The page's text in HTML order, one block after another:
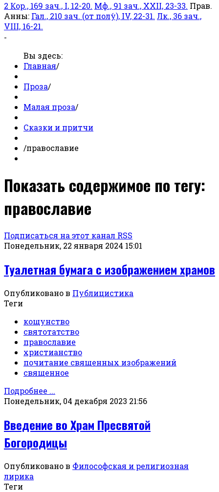
2 Кор., 169 зач., I, 12-20. Мф., 91 зач., XXII, 23-33. Прав.
Анны: Гал., 210 зач. (от полу́), IV, 22-31. Лк., 36 зач.,
VIII, 16-21.
-
Вы здесь:
Главная/
Проза/
Малая проза/
Сказки и притчи
/православие
Показать содержимое по тегу:
православие
Подписаться на этот канал RSS
Понедельник, 22 января 2024 15:01
Туалетная бумага с изображением храмов
Опубликовано в Публицистика
Теги
кощунство
святотатство
православие
христианство
почитание священных изображений
священное
Подробнее ...
Понедельник, 04 декабря 2023 21:56
Введение во Храм Пресвятой
Богородицы
Опубликовано в Философская и религиозная
лирика
Теги